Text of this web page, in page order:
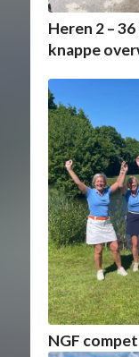
Heren 2 –
knappe
NGF